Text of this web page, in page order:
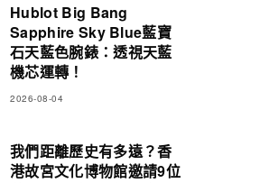
Hublot Big Bang
Sapphire Sky Blue藍寶
石天藍色腕錶：透視天藍
機芯運轉！
2026-08-04
我們距離歷史有多遠？香
港故宮文化博物館邀請9位